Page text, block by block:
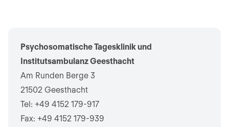
Psychosomatische Tagesklinik und
Institutsambulanz Geesthacht
Am Runden Berge 3
21502 Geesthacht
Tel: +49 4152 179-917
Fax: +49 4152 179-939